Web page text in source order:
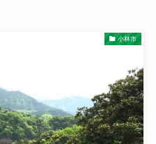
小林市